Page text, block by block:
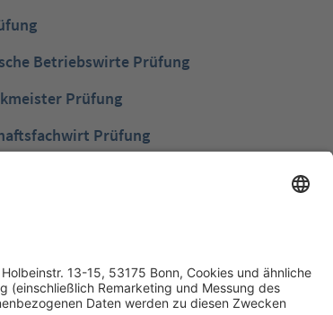
Betriebswirte Prüfung
Prüfung
Prüfung
Prüfung